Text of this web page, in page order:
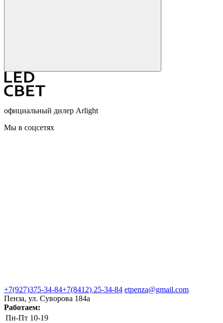
официальный дилер Arlight
Мы в соцсетях
+7(927)375-34-84+7(8412) 25-34-84 etpenza@gmail.com
Пенза, ул. Cуворова 184а
Работаем:
Пн-Пт 10-19